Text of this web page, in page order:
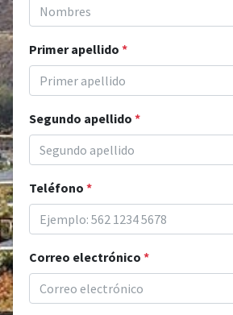
Primer apellido *
Segundo apellido *
Teléfono *
Correo electrónico *